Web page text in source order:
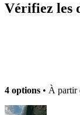
Vérifiez les
4 options • À partir